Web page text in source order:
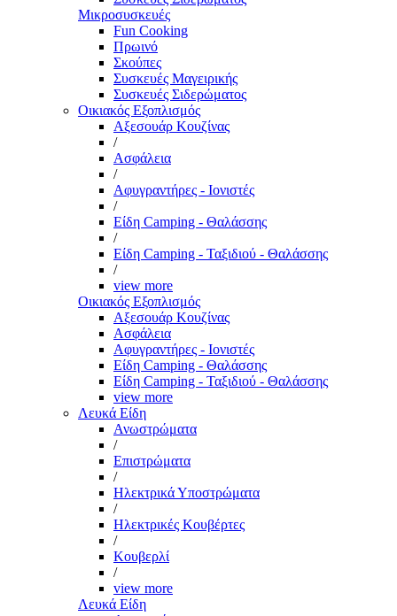
Μικροσυσκευές
Fun Cooking
Πρωινό
Σκούπες
Συσκευές Μαγειρικής
Συσκευές Σιδερώματος
Οικιακός Εξοπλισμός
Αξεσουάρ Κουζίνας
/
Ασφάλεια
/
Αφυγραντήρες - Ιονιστές
/
Είδη Camping - Θαλάσσης
/
Είδη Camping - Ταξιδιού - Θαλάσσης
/
view more
Οικιακός Εξοπλισμός
Αξεσουάρ Κουζίνας
Ασφάλεια
Αφυγραντήρες - Ιονιστές
Είδη Camping - Θαλάσσης
Είδη Camping - Ταξιδιού - Θαλάσσης
view more
Λευκά Είδη
Ανωστρώματα
/
Επιστρώματα
/
Ηλεκτρικά Υποστρώματα
/
Ηλεκτρικές Κουβέρτες
/
Κουβερλί
/
view more
Λευκά Είδη